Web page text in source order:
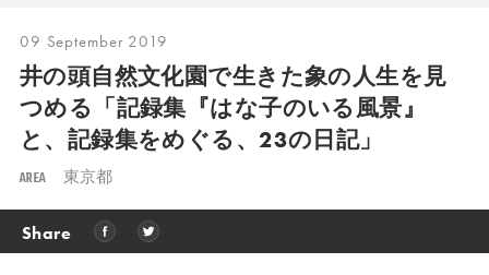
09 September 2019
井の頭自然文化園で生きた象の人生を見
つめる「記録集『はな子のいる風景』
と、記録集をめぐる、23の日記」
AREA 東京都
Share